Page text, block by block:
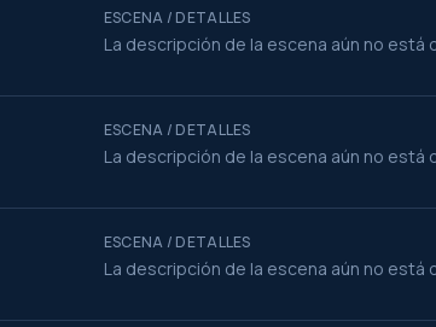
ESCENA / DETALLES
La descripción de la escena aún no está
ESCENA / DETALLES
La descripción de la escena aún no está
ESCENA / DETALLES
La descripción de la escena aún no está